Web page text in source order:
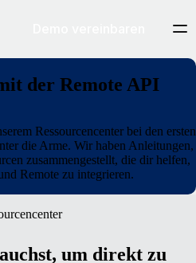
der Remote API
Ressourcencenter bei den ersten
die Arme. Wir haben Anleitungen,
zusammengestellt, die dir helfen,
Remote zu integrieren.
um direkt zu